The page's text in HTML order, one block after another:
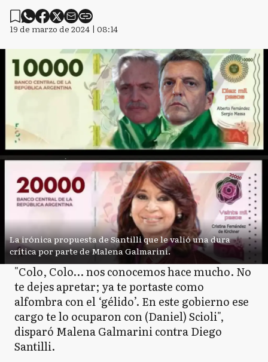
19 de marzo de 2024 | 08:14
La irónica propuesta de Santilli que le valió una dura
crítica por parte de Malena Galmarini.
"Colo, Colo… nos conocemos hace mucho. No
te dejes apretar; ya te portaste como
alfombra con el ‘gélido’. En este gobierno ese
cargo te lo ocuparon con (Daniel) Scioli",
disparó Malena Galmarini contra Diego
Santilli.